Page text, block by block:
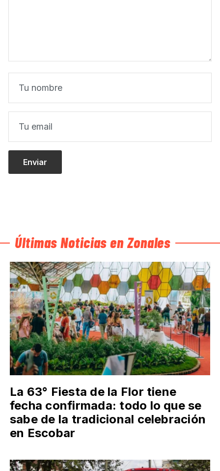
Últimas Noticias en Zonales
La 63° Fiesta de la Flor tiene
fecha confirmada: todo lo que se
sabe de la tradicional celebración
en Escobar